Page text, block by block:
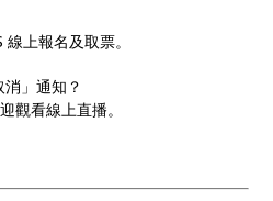
上報名及取票。
」通知？
觀看線上直播。